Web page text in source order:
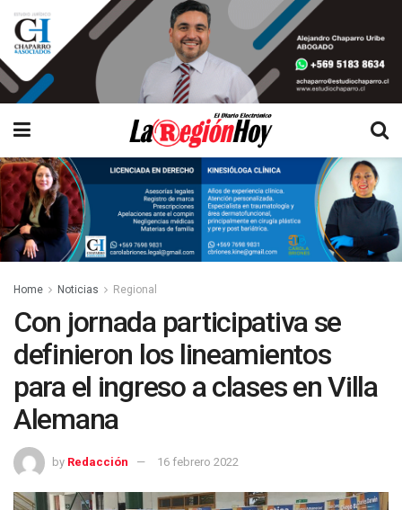
Home Noticias Regional
Con jornada participativa se
definieron los lineamientos
para el ingreso a clases en Villa
Alemana
by Redacción 16 febrero 2022